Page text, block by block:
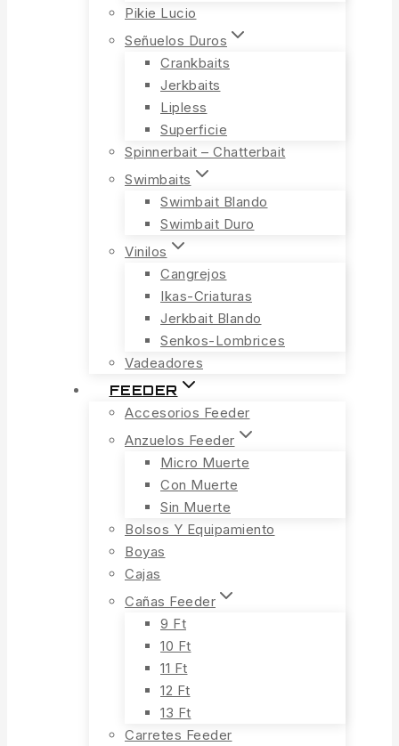
Pikie Lucio
Señuelos Duros
Crankbaits
Jerkbaits
Lipless
Superficie
Spinnerbait – Chatterbait
Swimbaits
Swimbait Blando
Swimbait Duro
Vinilos
Cangrejos
Ikas-Criaturas
Jerkbait Blando
Senkos-Lombrices
Vadeadores
FEEDER
Accesorios Feeder
Anzuelos Feeder
Micro Muerte
Con Muerte
Sin Muerte
Bolsos Y Equipamiento
Boyas
Cajas
Cañas Feeder
9 Ft
10 Ft
11 Ft
12 Ft
13 Ft
Carretes Feeder